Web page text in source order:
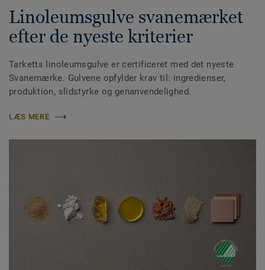
Linoleumsgulve svanemærket
efter de nyeste kriterier
Tarketts linoleumsgulve er certificeret med det nyeste
Svanemærke. Gulvene opfylder krav til: ingredienser,
produktion, slidstyrke og genanvendelighed.
LÆS MERE